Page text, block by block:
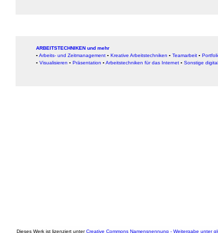
ARBEITSTECHNIKEN und mehr
▪ Arbeits- und Zeitmanagement ▪ Kreative Arbeitstechniken ▪ Teamarbeit ▪
▪ Visualisieren ▪ Präsentation ▪ Arbeitstechniken für das Internet ▪ Sonstige
Dieses Werk ist lizenziert unterCreative Commons Namensnennung - Weitergabe unter